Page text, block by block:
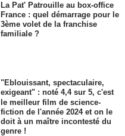
La Pat' Patrouille au box-office
France : quel démarrage pour le
3ème volet de la franchise
familiale ?
"Eblouissant, spectaculaire,
exigeant" : noté 4,4 sur 5, c'est
le meilleur film de science-
fiction de l'année 2024 et on le
doit à un maître incontesté du
genre !